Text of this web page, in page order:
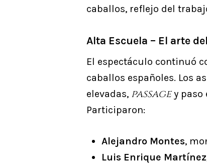
caballos, reflejo del
Alta Escuela – El arte
El espectáculo continuó
caballos españoles. Los
elevadas, passagey paso
Participaron:
Alejandro Montes,
Luis Enrique Martínez